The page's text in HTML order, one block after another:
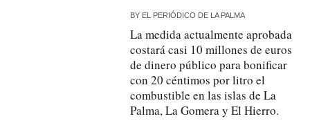
BY EL PERIÓDICO DE LA PALMA
La medida actualmente aprobada
costará casi 10 millones de euros
de dinero público para bonificar
con 20 céntimos por litro el
combustible en las islas de La
Palma, La Gomera y El Hierro.